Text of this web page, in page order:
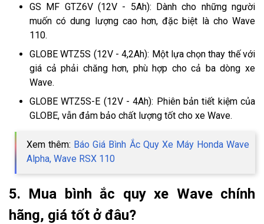
GS MF GTZ6V (12V - 5Ah): Dành cho những người
muốn có dung lượng cao hơn, đặc biệt là cho Wave
110.
GLOBE WTZ5S (12V - 4,2Ah): Một lựa chọn thay thế với
giá cả phải chăng hơn, phù hợp cho cả ba dòng xe
Wave.
GLOBE WTZ5S-E (12V - 4Ah): Phiên bản tiết kiệm của
GLOBE, vẫn đảm bảo chất lượng tốt cho xe Wave.
Xem thêm: ​​​ Báo Giá Bình Ắc Quy Xe Máy Honda Wave
Alpha, Wave RSX 110
5. Mua bình ắc quy xe Wave chính
hãng, giá tốt ở đâu?